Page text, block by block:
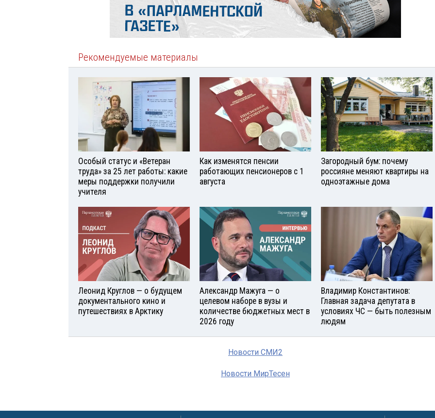
Рекомендуемые материалы
Особый статус и «Ветеран
труда» за 25 лет работы: какие
меры поддержки получили
учителя
Как изменятся пенсии
работающих пенсионеров с 1
августа
Загородный бум: почему
россияне меняют квартиры на
одноэтажные дома
Леонид Круглов — о будущем
документального кино и
путешествиях в Арктику
Александр Мажуга — о
целевом наборе в вузы и
количестве бюджетных мест в
2026 году
Владимир Константинов:
Главная задача депутата в
условиях ЧС — быть полезным
людям
Новости СМИ2
Новости МирТесен